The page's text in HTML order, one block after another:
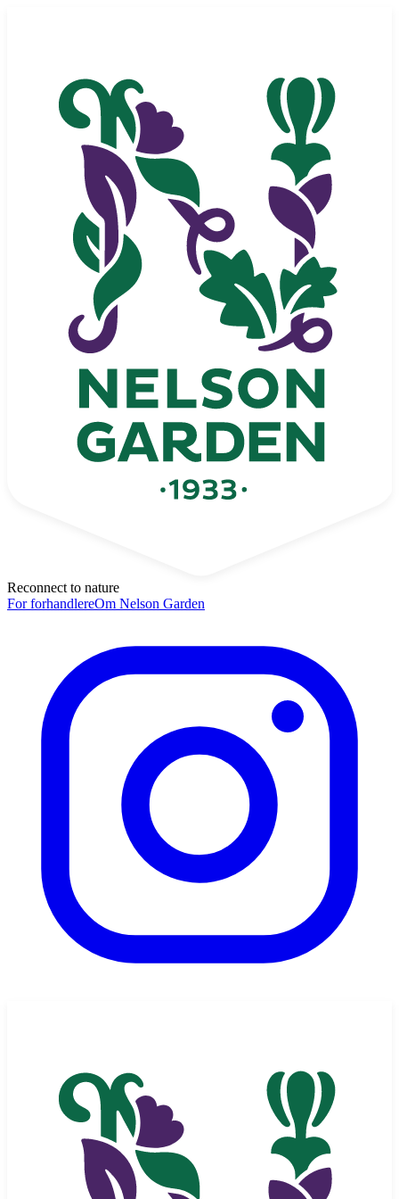
Reconnect to nature
For forhandlereOm Nelson Garden